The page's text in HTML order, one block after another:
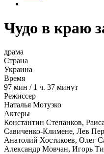
Чудо в краю
драма
Страна
Украина
Время
97 мин / 1 ч. 37 минут
Режиссер
Наталья Мотузко
Актеры
Константин Степанков,
Савиченко-Климене, Лев
Анатолий Хостикоев, Олег
Александр Мовчан, Игорь